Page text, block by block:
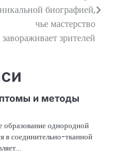
биографией,
чье мастерство
завораживает зрителей
и методы
образование однородной
в соединительно-тканной